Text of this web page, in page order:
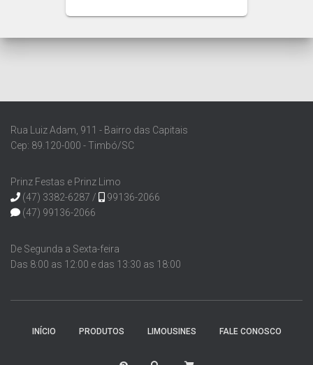
Rua Luiz Adam, 911 - Bairro das Capitais
Cep: 89.120-000 - Timbó/SC
Prinz Festas e Prinz Limo
(47) 3382-6287 /
99136-2066
(47) 99136-2066
De Segunda a Sexta-feira
Das 8:00 as 12:00 e das 13:30 as 18:00
INÍCIO PRODUTOS LIMOUSINES FALE CONOSCO